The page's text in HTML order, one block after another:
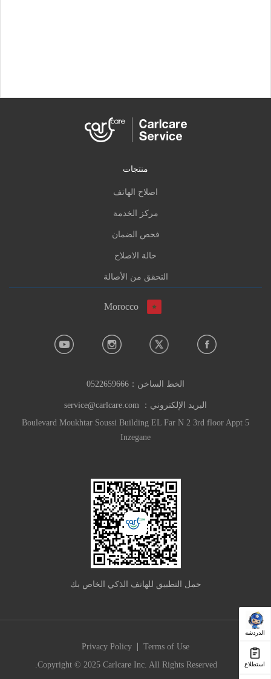
الدردشة
استطلاع
منتجات
اصلاح الهاتف
مركز الخدمة
فحص الضمان
حالة الاصلاح
التحقق من الأصالة
Morocco
الخط الساخن： 0522659666
البريد الإلكتروني： service@carlcare.com
Boulevard Moukhtar Soussi Building EL Far N 2 3rd floor Appt 5
Inzegane
حمل التطبيق للهاتف الذكي الخاص بك
Privacy Policy | Terms of Use
Copyright © 2025 Carlcare Inc. All Rights Reserved.